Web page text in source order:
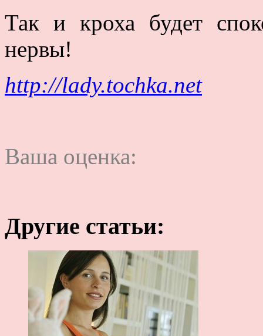
Так и кроха будет
нервы!
http://lady.tochka.net
Ваша оценка:
Другие статьи: